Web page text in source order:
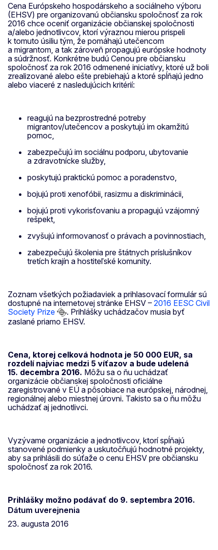
Cena Európskeho hospodárskeho a sociálneho výboru
(EHSV) pre organizovanú občiansku spoločnosť za rok
2016 chce oceniť organizácie občianskej spoločnosti
a/alebo jednotlivcov, ktorí výraznou mierou prispeli
k tomuto úsiliu tým, že pomáhajú utečencom
a migrantom, a tak zároveň propagujú európske hodnoty
a súdržnosť. Konkrétne budú Cenou pre občiansku
spoločnosť za rok 2016 odmenené iniciatívy, ktoré už boli
zrealizované alebo ešte prebiehajú a ktoré spĺňajú jedno
alebo viaceré z nasledujúcich kritérií:
reagujú na bezprostredné potreby
migrantov/utečencov a poskytujú im okamžitú
pomoc,
zabezpečujú im sociálnu podporu, ubytovanie
a zdravotnícke služby,
poskytujú praktickú pomoc a poradenstvo,
bojujú proti xenofóbii, rasizmu a diskriminácii,
bojujú proti vykorisťovaniu a propagujú vzájomný
rešpekt,
zvyšujú informovanosť o právach a povinnostiach,
zabezpečujú školenia pre štátnych príslušníkov
tretích krajín a hostiteľské komunity.
Zoznam všetkých požiadaviek a prihlasovací formulár sú
dostupné na internetovej stránke EHSV – 2016 EESC Civil
Society Prize
. Prihlášky uchádzačov musia byť
zaslané priamo EHSV.
Cena, ktorej celková hodnota je 50 000 EUR, sa
rozdelí najviac medzi 5 víťazov a bude udelená
15. decembra 2016. Môžu sa o ňu uchádzať
organizácie občianskej spoločnosti oficiálne
zaregistrované v EÚ a pôsobiace na európskej, národnej,
regionálnej alebo miestnej úrovni. Takisto sa o ňu môžu
uchádzať aj jednotlivci.
Vyzývame organizácie a jednotlivcov, ktorí spĺňajú
stanovené podmienky a uskutočňujú hodnotné projekty,
aby sa prihlásili do súťaže o cenu EHSV pre občiansku
spoločnosť za rok 2016.
Prihlášky možno podávať do 9. septembra 2016.
Dátum uverejnenia
23. augusta 2016